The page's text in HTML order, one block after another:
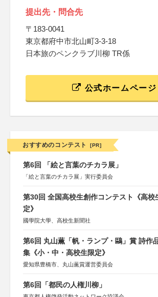
提出先・問合先
〒183-0041
東京都府中市北山町3-3-18
日本旅のペンクラブ川柳 TR係
公式ホームページ
おすすめのコンテスト [PR]
第6回 「絵と言葉のチカラ展」
「絵と言葉のチカラ展」実行委員会
第30回 全国高校生創作コンテスト《高校
定》
國學院大學、高校生新聞社
第6回 丸山薫「帆・ランプ・鷗」賞 詩作
集《小・中・高校生限定》
愛知県豊橋市、丸山薫賞運営委員会
第6回「都民の人権川柳」